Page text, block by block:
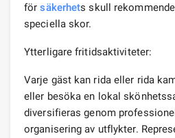
försäkerhets skull
speciella skor.
Ytterligare fritidsaktiviteter:
Varje gäst kan rida eller rida
eller besöka en lokal
diversifieras genom
organisering av utflykter.